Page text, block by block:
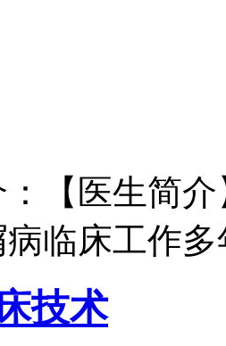
【医生简
临床工作多
技术